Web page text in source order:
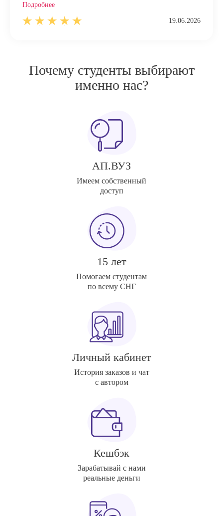
Подробнее
19.06.2026
Почему студенты выбирают
именно нас?
АП.ВУЗ
Имеем собственный
доступ
15 лет
Помогаем студентам
по всему СНГ
Личный кабинет
История заказов и чат
с автором
Кешбэк
Зарабатывай с нами
реальные деньги